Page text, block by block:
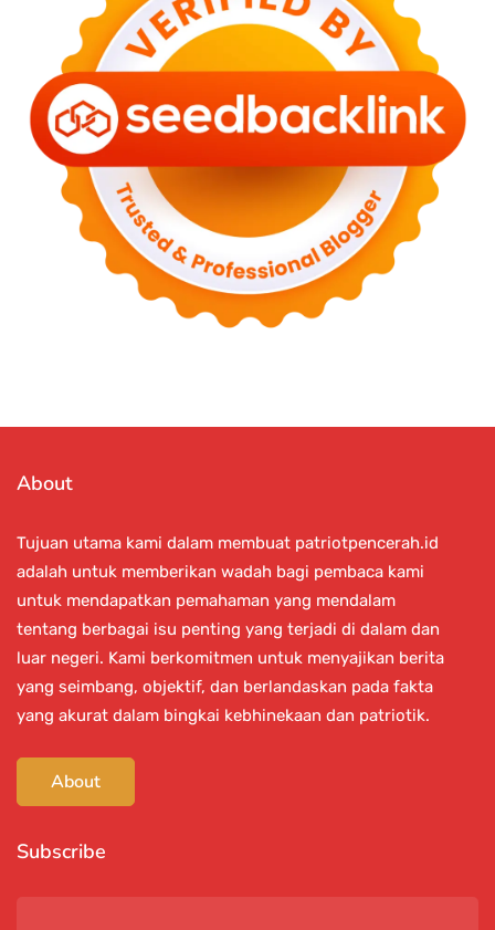
About
Tujuan utama kami dalam membuat patriotpencerah.id
adalah untuk memberikan wadah bagi pembaca kami
untuk mendapatkan pemahaman yang mendalam
tentang berbagai isu penting yang terjadi di dalam dan
luar negeri. Kami berkomitmen untuk menyajikan berita
yang seimbang, objektif, dan berlandaskan pada fakta
yang akurat dalam bingkai kebhinekaan dan patriotik.
About
Subscribe